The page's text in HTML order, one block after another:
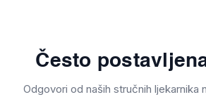
Često
Odgovori od naših stručnih ljekarnika